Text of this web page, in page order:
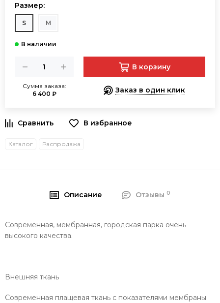
Размер:
S M
Сумма заказа:
6 400 ₽
В корзину
Заказ в один клик
В избранное
Каталог Распродажа
Описание Отзывы 0
Современная, мембранная, городская парка очень
высокого качества.
Внешняя ткань
Современная плащевая ткань с показателями мембраны